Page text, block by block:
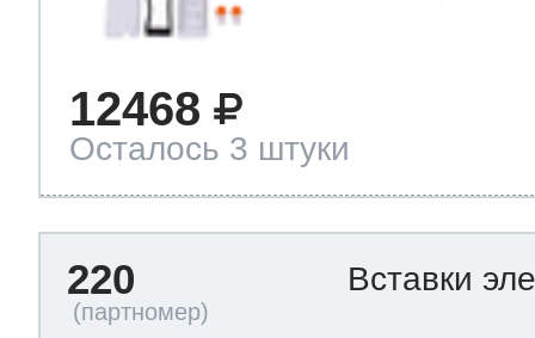
12468
Осталось 3 штуки
220 Вставки